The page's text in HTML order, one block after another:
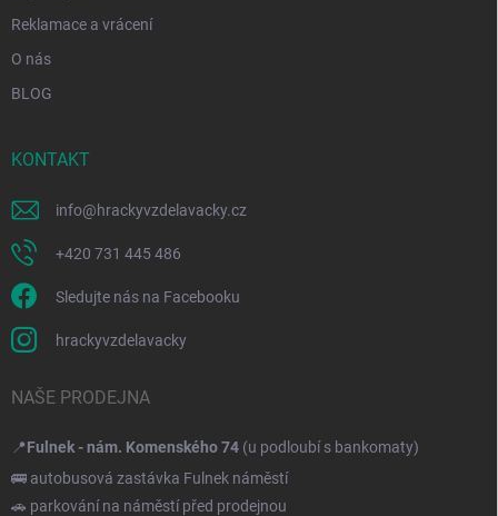
Reklamace a vrácení
O nás
BLOG
KONTAKT
info@hrackyvzdelavacky.cz
+420 731 445 486
Sledujte nás na Facebooku
hrackyvzdelavacky
NAŠE PRODEJNA
📍Fulnek - nám. Komenského 74 (u podloubí s bankomaty)
🚌 autobusová zastávka Fulnek náměstí
🚗 parkování na náměstí před prodejnou